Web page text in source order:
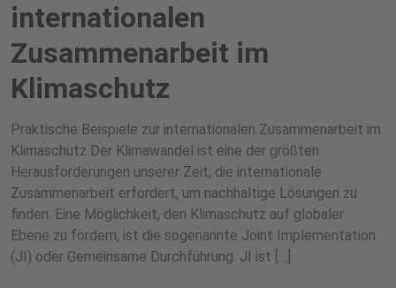
internationalen
Zusammenarbeit im
Klimaschutz
Praktische Beispiele zur internationalen Zusammenarbeit im
Klimaschutz Der Klimawandel ist eine der größten
Herausforderungen unserer Zeit, die internationale
Zusammenarbeit erfordert, um nachhaltige Lösungen zu
finden. Eine Möglichkeit, den Klimaschutz auf globaler
Ebene zu fördern, ist die sogenannte Joint Implementation
(JI) oder Gemeinsame Durchführung. JI ist […]